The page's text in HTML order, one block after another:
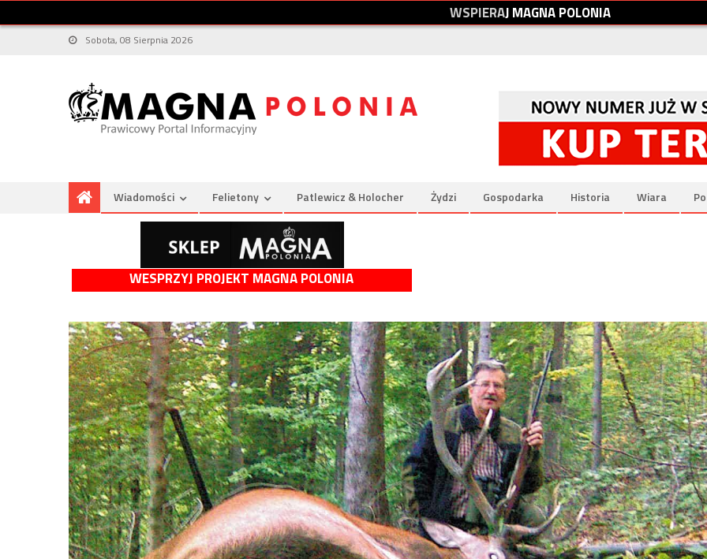
WSPIERAJMAGNAPOLONIA
Sobota, 08 Sierpnia 2026
Wiadomości Felietony Patlewicz & Holocher Żydzi Gospodarka Historia Wiara
WESPRZYJ PROJEKT MAGNA POLONIA